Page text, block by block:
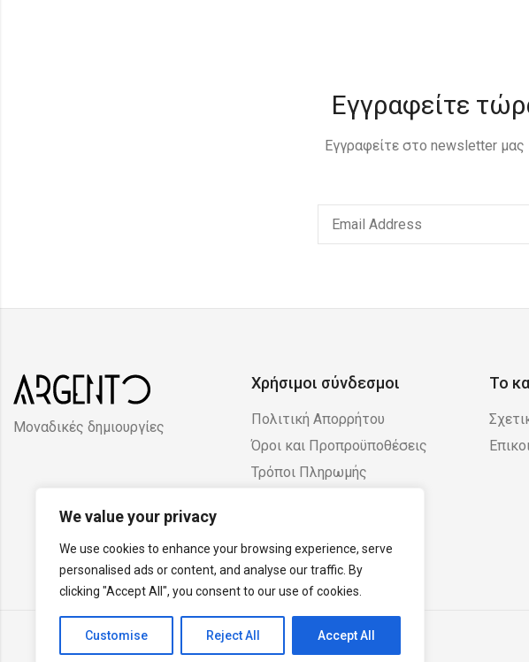
We value your privacy
We use cookies to enhance your browsing experience, serve
personalised ads or content, and analyse our traffic. By
clicking "Accept All", you consent to our use of cookies.
Customise Reject All Accept All
Εγγραφείτε
Εγγραφείτε στο newsletter
Μοναδικές δημιουργίες
Χρήσιμοι σύνδεσμοι
Πολιτική Απορρήτου
Όροι και Προπροϋποθέσεις
Τρόποι Πληρωμής
Το